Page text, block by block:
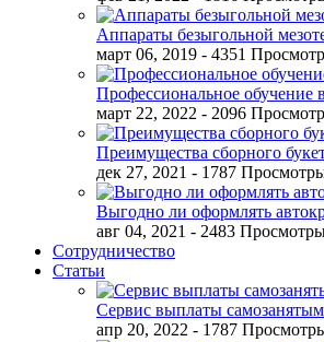
Аппараты безыгольной
март 06, 2019 - 4351
Профессиональное обучение
март 22, 2022 - 2096
Преимущества сборного
дек 27, 2021 - 1787
Выгодно ли оформлять
авг 04, 2021 - 2483
Сотрудничество
Статьи
Сервис выплаты
апр 20, 2022 - 1787